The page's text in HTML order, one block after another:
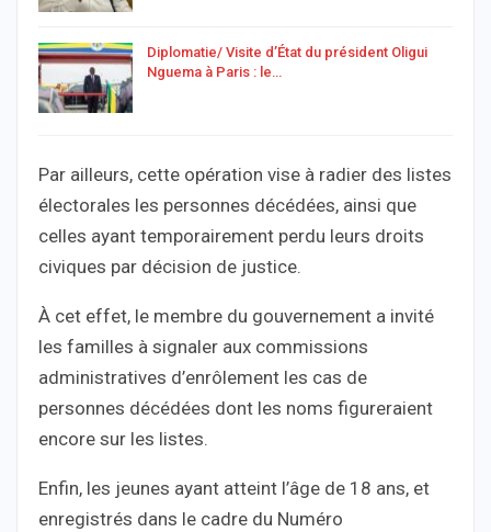
Diplomatie/ Visite d’État du président Oligui
Nguema à Paris : le…
Par ailleurs, cette opération vise à radier des listes
électorales les personnes décédées, ainsi que
celles ayant temporairement perdu leurs droits
civiques par décision de justice.
À cet effet, le membre du gouvernement a invité
les familles à signaler aux commissions
administratives d’enrôlement les cas de
personnes décédées dont les noms figureraient
encore sur les listes.
Enfin, les jeunes ayant atteint l’âge de 18 ans, et
enregistrés dans le cadre du Numéro